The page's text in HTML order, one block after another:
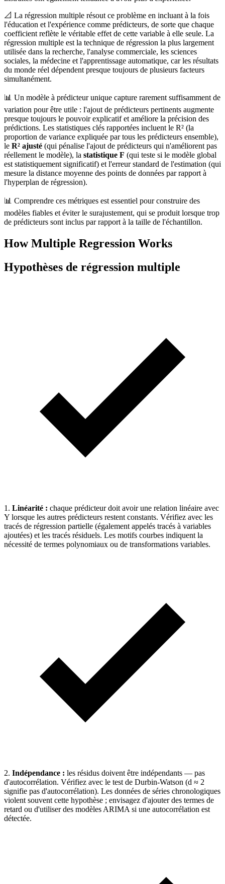
📐 La régression multiple résout ce problème en incluant à la fois
l'éducation et l'expérience comme prédicteurs, de sorte que chaque
coefficient reflète le véritable effet de cette variable à elle seule. La
régression multiple est la technique de régression la plus largement
utilisée dans la recherche, l'analyse commerciale, les sciences
sociales, la médecine et l'apprentissage automatique, car les résultats
du monde réel dépendent presque toujours de plusieurs facteurs
simultanément.
📊 Un modèle à prédicteur unique capture rarement suffisamment de
variation pour être utile : l'ajout de prédicteurs pertinents augmente
presque toujours le pouvoir explicatif et améliore la précision des
prédictions. Les statistiques clés rapportées incluent le R² (la
proportion de variance expliquée par tous les prédicteurs ensemble),
le R² ajusté (qui pénalise l'ajout de prédicteurs qui n'améliorent pas
réellement le modèle), la statistique F (qui teste si le modèle global
est statistiquement significatif) et l'erreur standard de l'estimation (qui
mesure la distance moyenne des points de données par rapport à
l'hyperplan de régression).
📊 Comprendre ces métriques est essentiel pour construire des
modèles fiables et éviter le surajustement, qui se produit lorsque trop
de prédicteurs sont inclus par rapport à la taille de l'échantillon.
How Multiple Regression Works
Hypothèses de régression multiple
1. Linéarité : chaque prédicteur doit avoir une relation linéaire avec
Y lorsque les autres prédicteurs restent constants. Vérifiez avec les
tracés de régression partielle (également appelés tracés à variables
ajoutées) et les tracés résiduels. Les motifs courbes indiquent la
nécessité de termes polynomiaux ou de transformations variables.
2. Indépendance : les résidus doivent être indépendants — pas
d'autocorrélation. Vérifiez avec le test de Durbin-Watson (d ≈ 2
signifie pas d'autocorrélation). Les données de séries chronologiques
violent souvent cette hypothèse ; envisagez d'ajouter des termes de
retard ou d'utiliser des modèles ARIMA si une autocorrélation est
détectée.